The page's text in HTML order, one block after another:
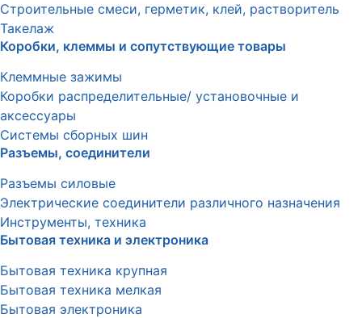
Строительные смеси, герметик, клей, растворитель
Такелаж
Коробки, клеммы и сопутствующие товары
Клеммные зажимы
Коробки распределительные/ установочные и
аксессуары
Системы сборных шин
Разъемы, соединители
Разъемы силовые
Электрические соединители различного назначения
Инструменты, техника
Бытовая техника и электроника
Бытовая техника крупная
Бытовая техника мелкая
Бытовая электроника